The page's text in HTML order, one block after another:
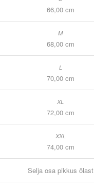
66,00 cm
68,00 cm
70,00 cm
72,00 cm
74,00 cm
Selja osa pikkus õlast